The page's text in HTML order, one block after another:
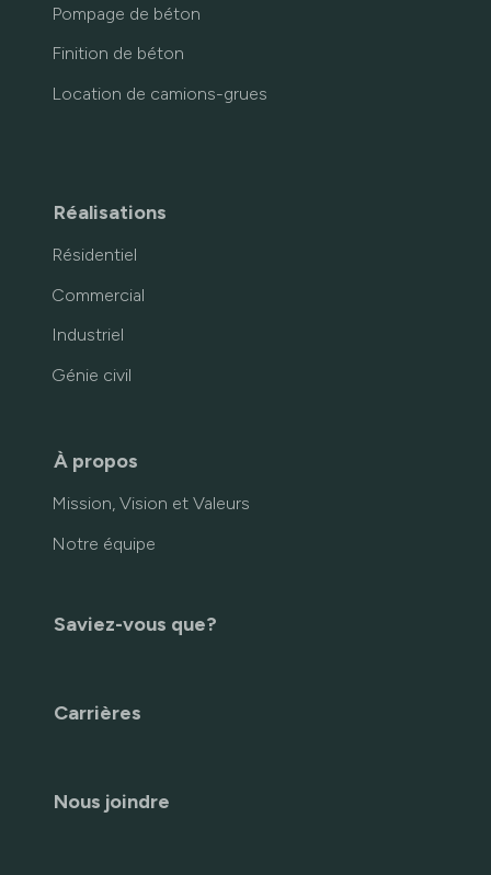
Pompage de béton
Finition de béton
Location de camions-grues
Réalisations
Résidentiel
Commercial
Industriel
Génie civil
À propos
Mission, Vision et Valeurs
Notre équipe
Saviez-vous que?
Carrières
Nous joindre